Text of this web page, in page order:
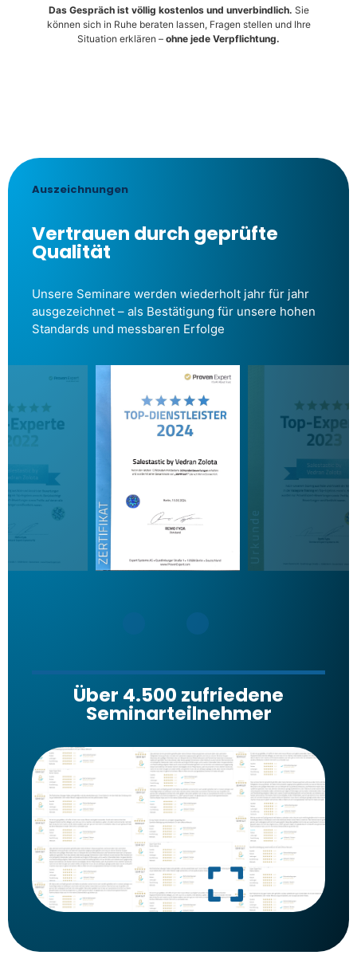
Das Gespräch ist völlig kostenlos und unverbindlich. Sie
können sich in Ruhe beraten lassen, Fragen stellen und Ihre
Situation erklären – ohne jede Verpflichtung.
Auszeichnungen
Vertrauen durch geprüfte
Qualität
Unsere Seminare werden wiederholt jahr für jahr
ausgezeichnet – als Bestätigung für unsere hohen
Standards und messbaren Erfolge
Über 4.500 zufriedene
Seminarteilnehmer